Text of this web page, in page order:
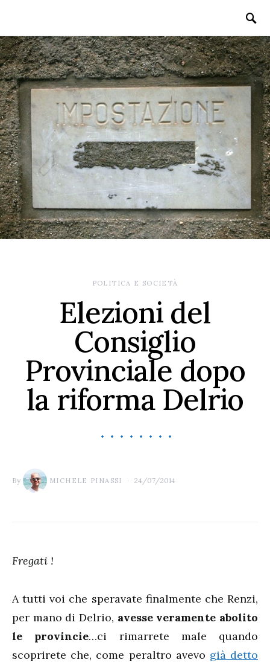
POLITICA E SOCIETÀ
Elezioni del
Consiglio
Provinciale dopo
la riforma Delrio
By MICHELE PINASSI 24/07/2014
Fregati !
A tutti voi che speravate finalmente che Renzi,
per mano di Delrio, avesse veramente abolito
le provincie…ci rimarrete male quando
scoprirete che, come peraltro avevo già detto